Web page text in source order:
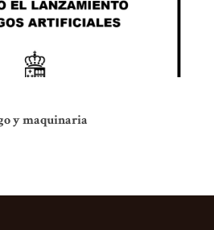
y maquinaria